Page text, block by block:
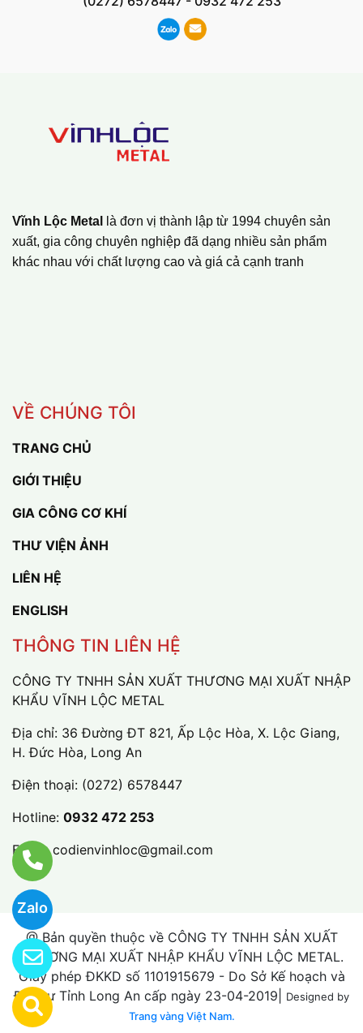
Zalo
Vĩnh Lộc Metal
là đơn vị thành lập từ 1994 chuyên sản
xuất, gia công chuyên nghiệp đã dạng nhiều sản phẩm
khác nhau với chất lượng cao và giá cả cạnh tranh
VỀ CHÚNG TÔI
TRANG CHỦ
GIỚI THIỆU
GIA CÔNG CƠ KHÍ
THƯ VIỆN ẢNH
LIÊN HỆ
ENGLISH
THÔNG TIN LIÊN HỆ
CÔNG TY TNHH SẢN XUẤT THƯƠNG MẠI XUẤT NHẬP
KHẨU VĨNH LỘC METAL
Địa chỉ: 36 Đường ĐT 821, Ấp Lộc Hòa, X. Lộc Giang,
H. Đức Hòa, Long An
Điện thoại: (0272) 6578447
Hotline: 0932 472 253
Email:codienvinhloc@gmail.com
@ Bản quyền thuộc về CÔNG TY TNHH SẢN XUẤT
THƯƠNG MẠI XUẤT NHẬP KHẨU VĨNH LỘC METAL.
Giấy phép ĐKKD số 1101915679 - Do Sở Kế hoạch và
Đầu tư Tỉnh Long An cấp ngày 23-04-2019|
Designed by
Trang vàng Việt Nam.